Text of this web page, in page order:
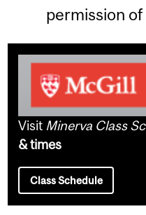
permission
Visit Minerva Class
& times
Class Schedule